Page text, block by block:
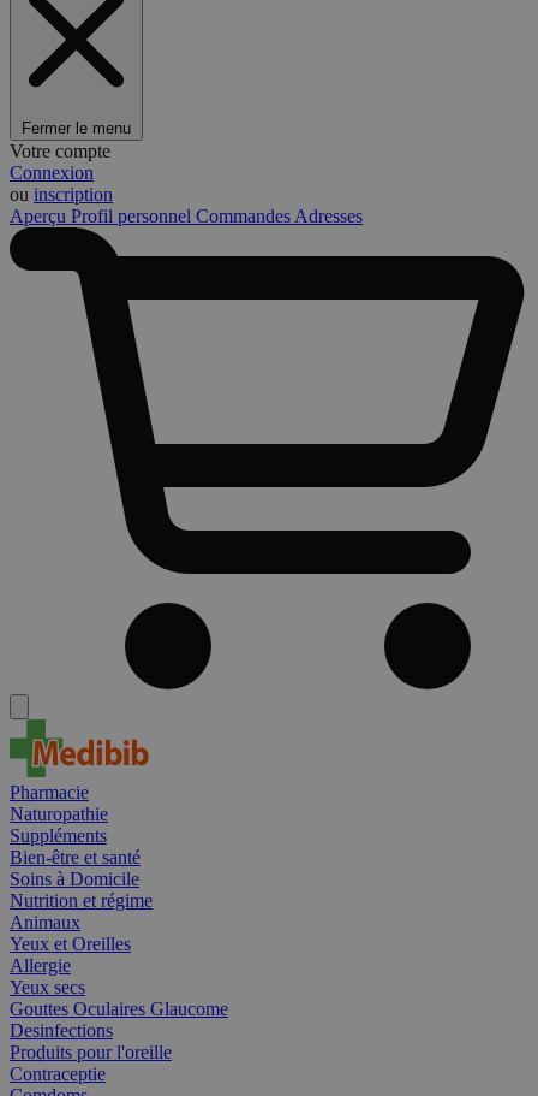
Fermer le menu
Votre compte
Connexion
ou inscription
Aperçu Profil personnel Commandes Adresses
Pharmacie
Naturopathie
Suppléments
Bien-être et santé
Soins à Domicile
Nutrition et régime
Animaux
Yeux et Oreilles
Allergie
Yeux secs
Gouttes Oculaires Glaucome
Desinfections
Produits pour l'oreille
Contraceptie